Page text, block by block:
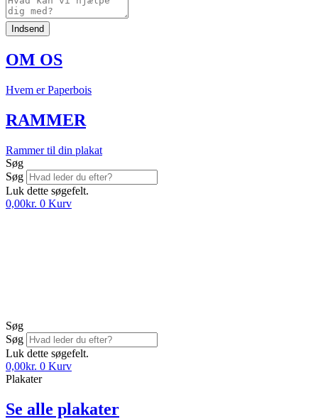
Indsend
OM OS
Hvem er Paperbois
RAMMER
Rammer til din plakat
Søg
Søg
Luk dette søgefelt.
0,00kr. 0 Kurv
Søg
Søg
Luk dette søgefelt.
0,00kr. 0 Kurv
Plakater
Se alle plakater